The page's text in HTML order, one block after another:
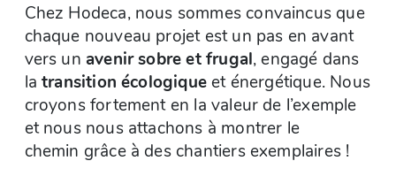
Chez Hodeca, nous sommes convaincus que
chaque nouveau projet est un pas en avant
vers un avenir sobre et frugal, engagé dans
latransition écologique et énergétique. Nous
croyons fortement en la valeur de l’exemple
et nous nous attachons à montrer le
chemin grâce à des chantiers exemplaires !